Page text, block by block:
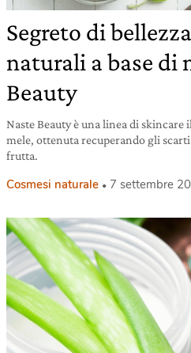
Segreto di
naturali a base di
Beauty
Naste Beauty è una linea di skincare
mele, ottenuta recuperando gli
frutta.
Cosmesi naturale 7 settembre